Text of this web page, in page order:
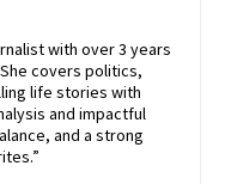
with over 3 years
covers politics,
life stories with
and impactful
and a strong